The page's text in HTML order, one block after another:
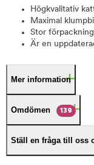
Högkvalitativ
Maximal
Stor
Är en
Mer information
Omdömen 139
Ställ en fråga till oss